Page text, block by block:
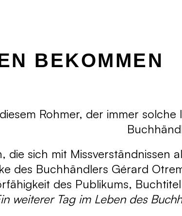
BEKOMMEN
Rohmer, der immer
sich mit Missverständnissen
des Buchhändlers Gérard
des Publikums,
weiterer Tag im Leben des